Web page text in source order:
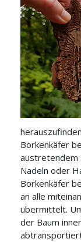
Borkenkäfer
austretendem
Nadeln oder
Borkenkäfer
an alle
übermittelt.
der Baum